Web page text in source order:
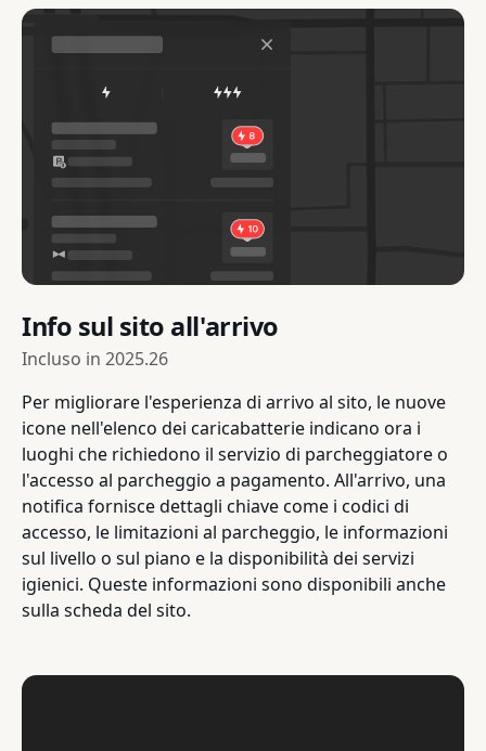
Info sul sito all'arrivo
Incluso in 2025.26
Per migliorare l'esperienza di arrivo al sito, le nuove
icone nell'elenco dei caricabatterie indicano ora i
luoghi che richiedono il servizio di parcheggiatore o
l'accesso al parcheggio a pagamento. All'arrivo, una
notifica fornisce dettagli chiave come i codici di
accesso, le limitazioni al parcheggio, le informazioni
sul livello o sul piano e la disponibilità dei servizi
igienici. Queste informazioni sono disponibili anche
sulla scheda del sito.